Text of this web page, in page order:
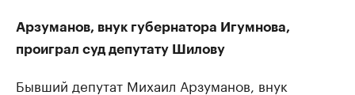
Арзуманов, внук губернатора Игумнова,
проиграл суд депутату Шилову
Бывший депутат Михаил Арзуманов, внук